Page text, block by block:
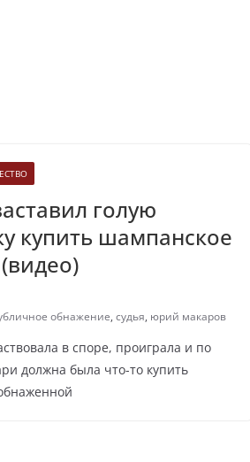
голую
купить шампанское
обнажение, судья, юрий макаров
в споре, проиграла и по
должна была что-то купить